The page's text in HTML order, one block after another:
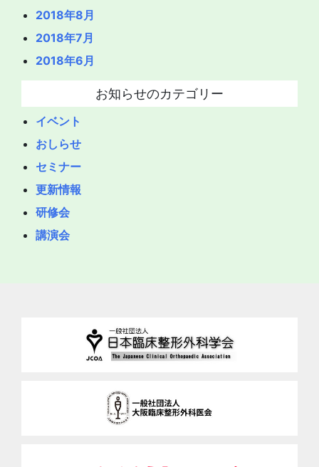
2018年8月
2018年7月
2018年6月
お知らせのカテゴリー
イベント
おしらせ
セミナー
更新情報
研修会
講演会